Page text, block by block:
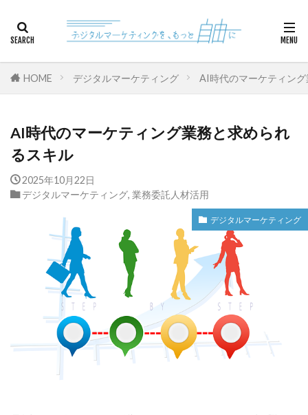
HOME デジタルマーケティング AI時代のマーケティン
AI時代のマーケティング業務と求められ
るスキル
2025年10月22日
デジタルマーケティング, 業務委託人材活用
デジタルマーケティング